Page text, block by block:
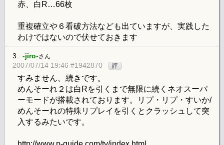
赤、白R…66枚
重複確立や６看破方法なども出ていますが、実践した
わけではないので伏せておきます
3. -jiro-さん
2007/07/14 19:46 #1942870 評
すみません、続きです。
めんそーれ２は白Rを引くまで無限に続くネオスーパ
ーモードが搭載されております。リプ・リプ・すいか/
めんそーれの特殊リプレイを引くとクラッシュして突
入するみたいです。